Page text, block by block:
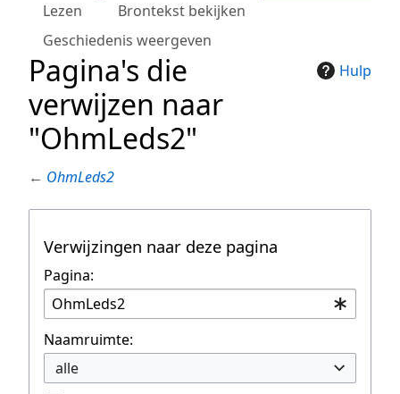
Lezen
Brontekst bekijken
Geschiedenis weergeven
Hulp
Pagina's die
verwijzen naar
"OhmLeds2"
← OhmLeds2
Verwijzingen naar deze pagina
Pagina:
Naamruimte:
alle